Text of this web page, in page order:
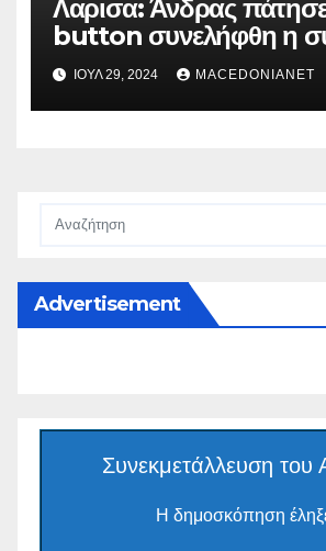
Λαρισα: Άνδρας
button συνελήφθη η
τουΙΟΎΛ 29, 2024 MACEDONIANET
Advertisement
Συνεκμετάλλευση του
Η δημοσκόπηση